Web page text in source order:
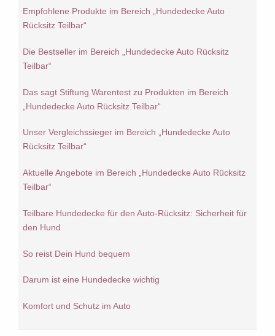
Empfohlene Produkte im Bereich „Hundedecke Auto
Rücksitz Teilbar“
Die Bestseller im Bereich „Hundedecke Auto Rücksitz
Teilbar“
Das sagt Stiftung Warentest zu Produkten im Bereich
„Hundedecke Auto Rücksitz Teilbar“
Unser Vergleichssieger im Bereich „Hundedecke Auto
Rücksitz Teilbar“
Aktuelle Angebote im Bereich „Hundedecke Auto Rücksitz
Teilbar“
Teilbare Hundedecke für den Auto-Rücksitz: Sicherheit für
den Hund
So reist Dein Hund bequem
Darum ist eine Hundedecke wichtig
Komfort und Schutz im Auto